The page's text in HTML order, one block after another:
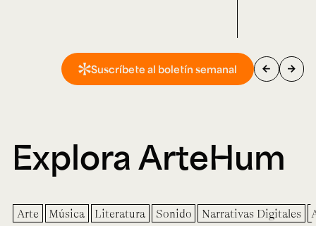
Suscríbete al boletín semanal arrow_back arrow_forward
Explora ArteHum
Arte Música Literatura Sonido Narrativas Digitales